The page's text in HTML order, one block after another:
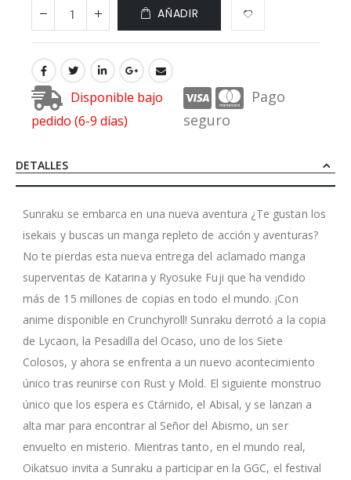
AÑADIR
Disponible bajo
pedido (6-9 días)
Pago
seguro
DETALLES
Sunraku se embarca en una nueva aventura ¿Te gustan los
isekais y buscas un manga repleto de acción y aventuras?
No te pierdas esta nueva entrega del aclamado manga
superventas de Katarina y Ryosuke Fuji que ha vendido
más de 15 millones de copias en todo el mundo. ¡Con
anime disponible en Crunchyroll! Sunraku derrotó a la copia
de Lycaon, la Pesadilla del Ocaso, uno de los Siete
Colosos, y ahora se enfrenta a un nuevo acontecimiento
único tras reunirse con Rust y Mold. El siguiente monstruo
único que los espera es Ctárnido, el Abisal, y se lanzan a
alta mar para encontrar al Señor del Abismo, un ser
envuelto en misterio. Mientras tanto, en el mundo real,
Oikatsuo invita a Sunraku a participar en la GGC, el festival